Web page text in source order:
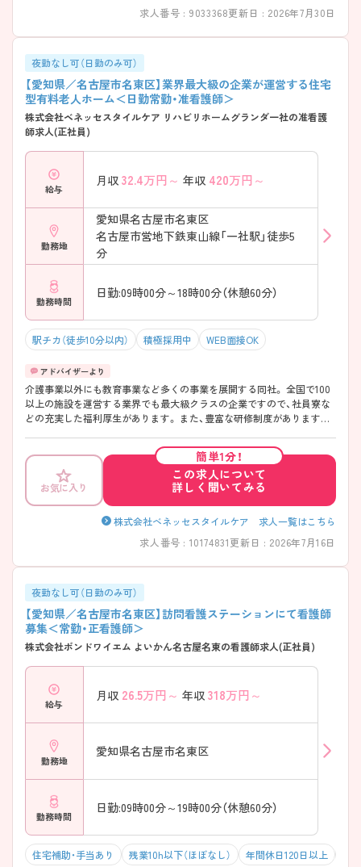
求人番号 : 9033368更新日 : 2026年7月30日
夜勤なし可（日勤のみ可）
【愛知県／名古屋市名東区】業界最大級の企業が運営する住宅
型有料老人ホーム＜日勤常勤・准看護師＞
株式会社ベネッセスタイルケア リハビリホームグランダ一社の准看護
師求人(正社員)
給与
月収 32.4万円～ 年収 420万円～
勤務地
愛知県名古屋市名東区
名古屋市営地下鉄東山線「一社駅」徒歩5
分
勤務時間
日勤:09時00分～18時00分（休憩60分）
駅チカ（徒歩10分以内） 積極採用中 WEB面接OK
介護事業以外にも教育事業など多くの事業を展開する同社。 全国で100
以上の施設を運営する業界でも最大級クラスの企業ですので、社員寮な
どの充実した福利厚生があります。 また、豊富な研修制度がありますの
さらに詳細をお話しいたしますのでお気軽にご相談ください。
お気に入り
簡単1分！
この求人について
詳しく聞いてみる
株式会社ベネッセスタイルケア 求人一覧はこちら
求人番号 : 10174831更新日 : 2026年7月16日
夜勤なし可（日勤のみ可）
【愛知県／名古屋市名東区】訪問看護ステーションにて看護師
募集＜常勤・正看護師＞
株式会社ボンドワイエム よいかん名古屋名東の看護師求人(正社員)
給与
月収 26.5万円～ 年収 318万円～
勤務地
愛知県名古屋市名東区
勤務時間
日勤:09時00分～19時00分（休憩60分）
住宅補助・手当あり 残業10h以下（ほぼなし） 年間休日120日以上